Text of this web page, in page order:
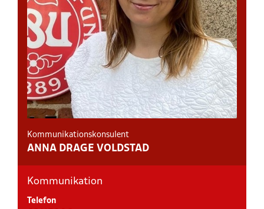
Kommunikationskonsulent
ANNA DRAGE VOLDSTAD
Kommunikation
Telefon